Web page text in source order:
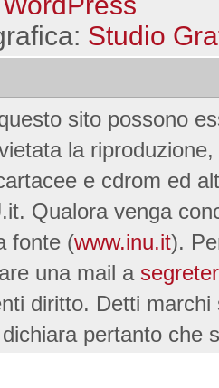
Studio
sito possono
la
e cdrom ed
Qualora venga
fonte (www.inu.it).
una mail a
diritto. Detti
pertanto che